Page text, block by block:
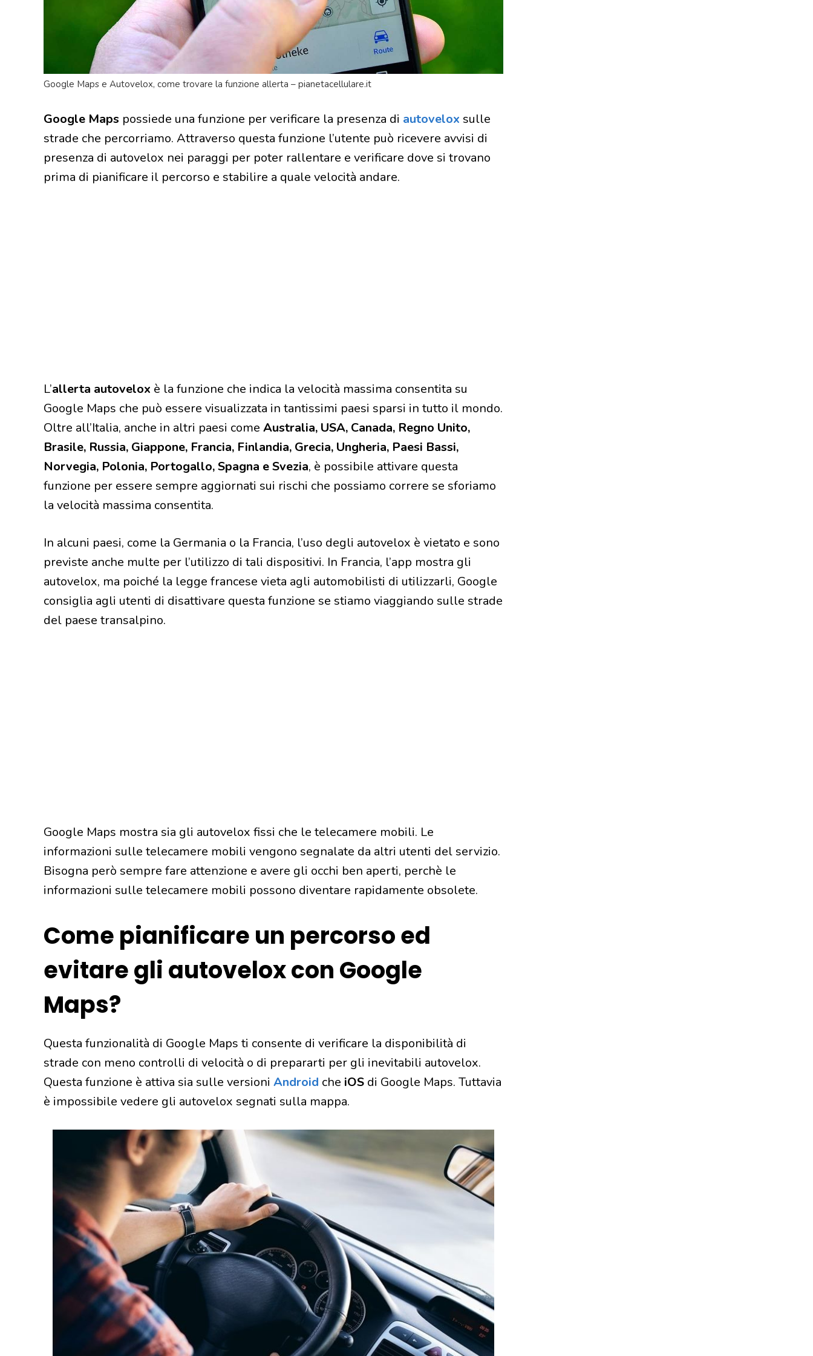
Google Maps e Autovelox, come trovare la funzione allerta – pianetacellulare.it
Google Maps possiede una funzione per verificare la presenza di autovelox sulle
strade che percorriamo. Attraverso questa funzione l’utente può ricevere avvisi di
presenza di autovelox nei paraggi per poter rallentare e verificare dove si trovano
prima di pianificare il percorso e stabilire a quale velocità andare.
L’allerta autovelox è la funzione che indica la velocità massima consentita su
Google Maps che può essere visualizzata in tantissimi paesi sparsi in tutto il mondo.
Oltre all’Italia, anche in altri paesi come Australia, USA, Canada, Regno Unito,
Brasile, Russia, Giappone, Francia, Finlandia, Grecia, Ungheria, Paesi Bassi,
Norvegia, Polonia, Portogallo, Spagna e Svezia, è possibile attivare questa
funzione per essere sempre aggiornati sui rischi che possiamo correre se sforiamo
la velocità massima consentita.
In alcuni paesi, come la Germania o la Francia, l’uso degli autovelox è vietato e sono
previste anche multe per l’utilizzo di tali dispositivi. In Francia, l’app mostra gli
autovelox, ma poiché la legge francese vieta agli automobilisti di utilizzarli, Google
consiglia agli utenti di disattivare questa funzione se stiamo viaggiando sulle strade
del paese transalpino.
Google Maps mostra sia gli autovelox fissi che le telecamere mobili. Le
informazioni sulle telecamere mobili vengono segnalate da altri utenti del servizio.
Bisogna però sempre fare attenzione e avere gli occhi ben aperti, perchè le
informazioni sulle telecamere mobili possono diventare rapidamente obsolete.
Come pianificare un percorso ed
evitare gli autovelox con Google
Maps?
Questa funzionalità di Google Maps ti consente di verificare la disponibilità di
strade con meno controlli di velocità o di prepararti per gli inevitabili autovelox.
Questa funzione è attiva sia sulle versioni Android che iOS di Google Maps. Tuttavia
è impossibile vedere gli autovelox segnati sulla mappa.